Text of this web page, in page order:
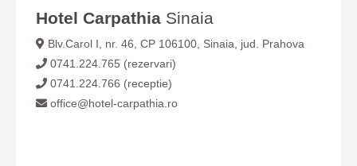
Hotel Carpathia Sinaia
Blv.Carol I, nr. 46, CP 106100, Sinaia, jud. Prahova
0741.224.765 (rezervari)
0741.224.766 (receptie)
office@hotel-carpathia.ro